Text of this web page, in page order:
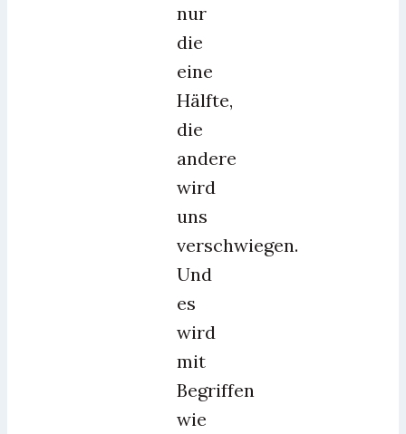
nur
die
eine
Hälfte,
die
andere
wird
uns
verschwiegen.
Und
es
wird
mit
Begriffen
wie